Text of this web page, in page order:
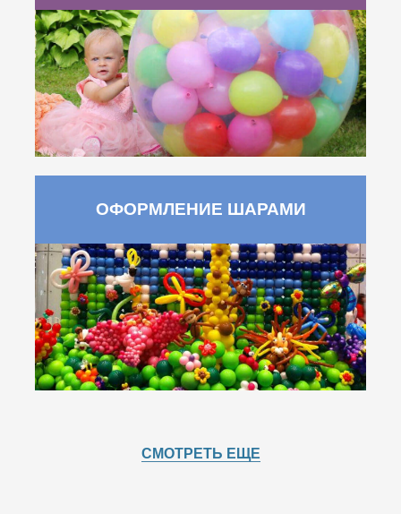
ОФОРМЛЕНИЕ ШАРАМИ
СМОТРЕТЬ ЕЩЕ